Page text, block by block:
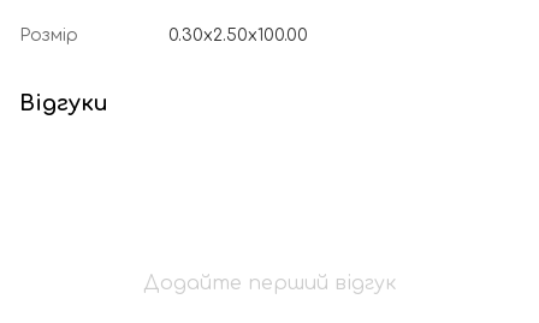
Розмір 0.30x2.50x100.00
Відгуки
Додайте перший відгук